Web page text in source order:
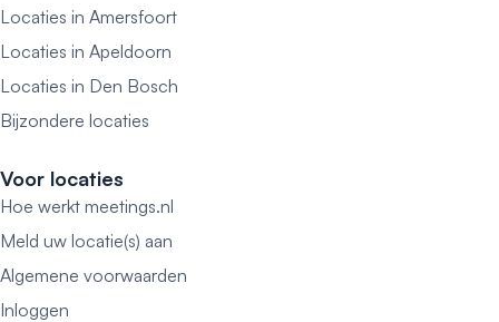
Locaties in Amersfoort
Locaties in Apeldoorn
Locaties in Den Bosch
Bijzondere locaties
Voor locaties
Hoe werkt meetings.nl
Meld uw locatie(s) aan
Algemene voorwaarden
Inloggen